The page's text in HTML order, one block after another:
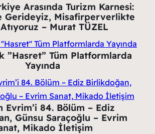
Arasında Turizm Karnesi:
Gerideyiz, Misafirperverlikte
– Murat TÜZEL
”Hasret” Tüm Platformlarda
Yayında
Evrim’i 84. Bölüm – Ediz
Günsu Saraçoğlu – Evrim
Mikado İletişim